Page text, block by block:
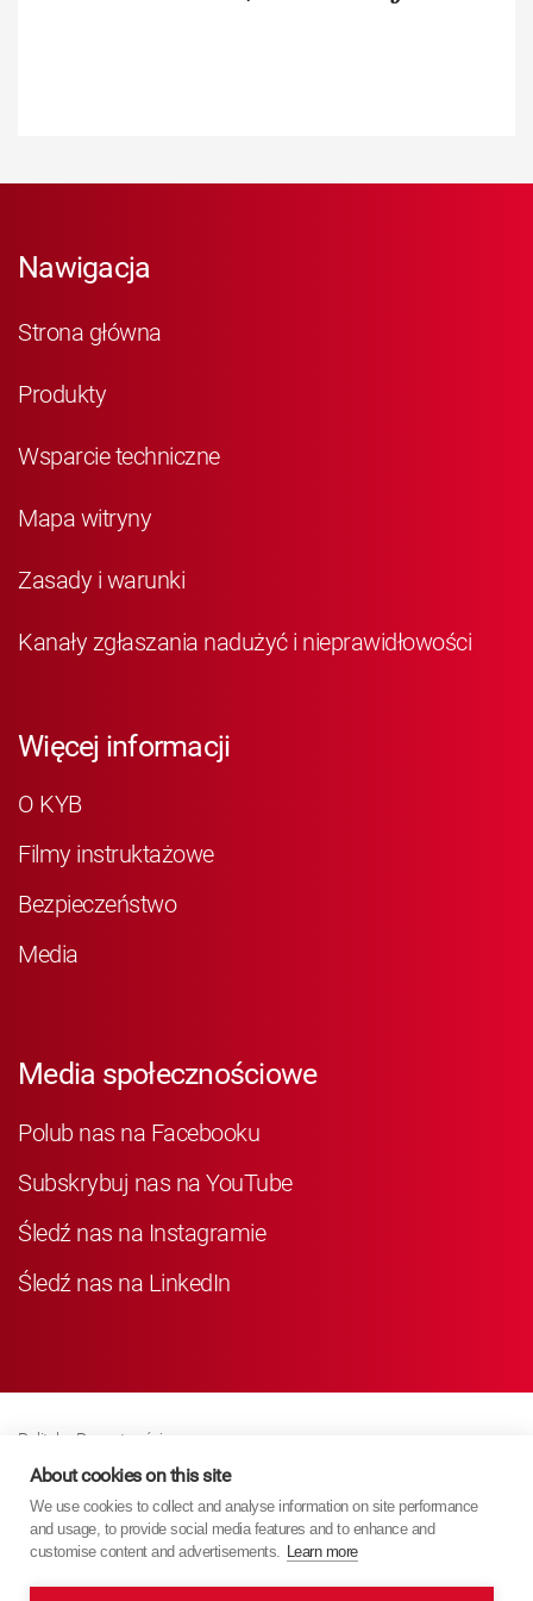
Nawigacja
Strona główna
Produkty
Wsparcie techniczne
Mapa witryny
Zasady i warunki
Kanały zgłaszania nadużyć i nieprawidłowości
Więcej informacji
O KYB
Filmy instruktażowe
Bezpieczeństwo
Media
Media społecznościowe
Polub nas na Facebooku
Subskrybuj nas na YouTube
Śledź nas na Instagramie
Śledź nas na LinkedIn
Polityka Prywatności
Business Partner Privacy
Polityka Dotycząca Plików Cookie
Modern Slavery Act Policy
About cookies on this site
We use cookies to collect and analyse information on site performance
and usage, to provide social media features and to enhance and
customise content and advertisements. Learn more